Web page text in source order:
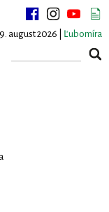
9. august 2026 | Ľubomíra